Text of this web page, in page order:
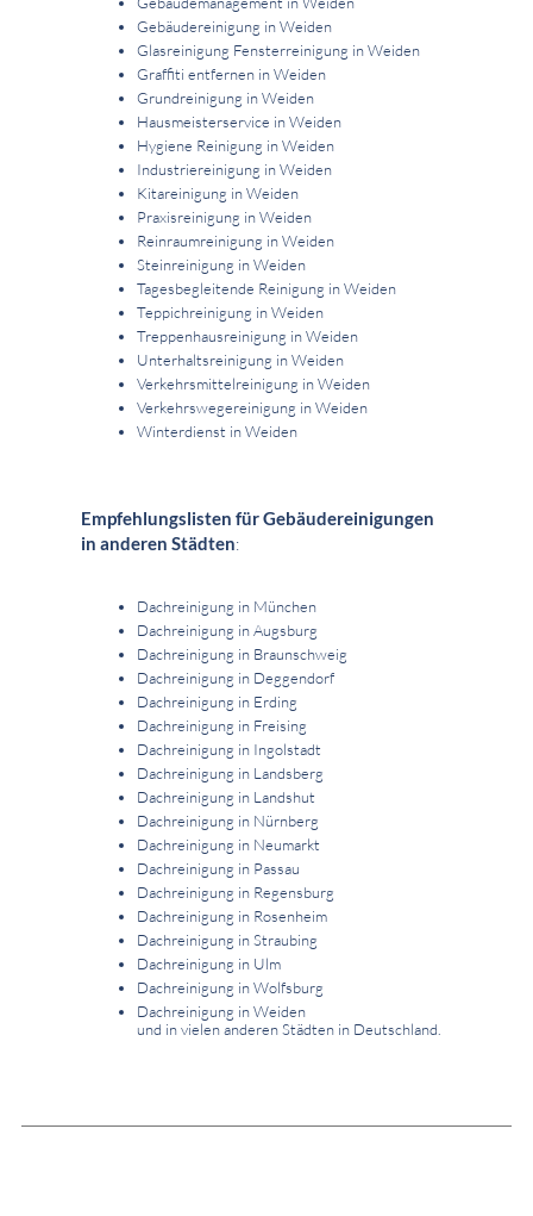
Gebäudereinigung in Weiden
Glasreinigung Fensterreinigung in Weiden
Graffiti entfernen in Weiden
Grundreinigung in Weiden
Hausmeisterservice in Weiden
Hygiene Reinigung in Weiden
Industriereinigung in Weiden
Kitareinigung in Weiden
Praxisreinigung in Weiden
Reinraumreinigung in Weiden
Steinreinigung in Weiden
Tagesbegleitende Reinigung in Weiden
Teppichreinigung in Weiden
Treppenhausreinigung in Weiden
Unterhaltsreinigung in Weiden
Verkehrsmittelreinigung in Weiden
Verkehrswegereinigung in Weiden
Winterdienst in Weiden
Empfehlungslisten für Gebäudereinigungen
in anderen Städten:
Dachreinigung in München
Dachreinigung in Augsburg
Dachreinigung in Braunschweig
Dachreinigung in Deggendorf
Dachreinigung in Erding
Dachreinigung in Freising
Dachreinigung in Ingolstadt
Dachreinigung in Landsberg
Dachreinigung in Landshut
Dachreinigung in Nürnberg
Dachreinigung in Neumarkt
Dachreinigung in Passau
Dachreinigung in Regensburg
Dachreinigung in Rosenheim
Dachreinigung in Straubing
Dachreinigung in Ulm
Dachreinigung in Wolfsburg
Dachreinigung in Weiden
und in vielen anderen Städten in Deutschland.